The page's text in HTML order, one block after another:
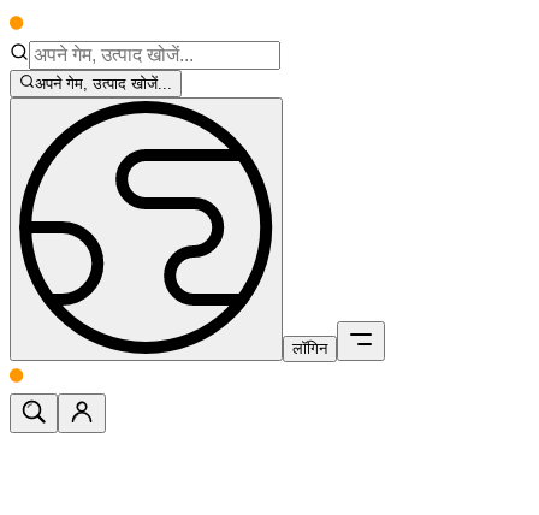
अपने गेम, उत्पाद खोजें...
लॉगिन